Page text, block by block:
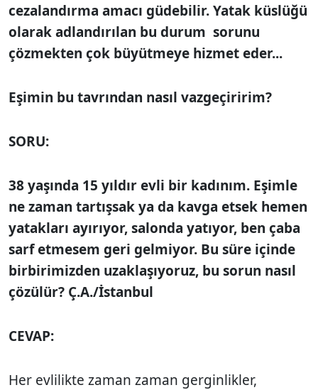
cezalandırma amacı güdebilir. Yatak küslüğü
olarak adlandırılan bu durum sorunu
çözmekten çok büyütmeye hizmet eder...
Eşimin bu tavrından nasıl vazgeçiririm?
SORU:
38 yaşında 15 yıldır evli bir kadınım. Eşimle
ne zaman tartışsak ya da kavga etsek hemen
yatakları ayırıyor, salonda yatıyor, ben çaba
sarf etmesem geri gelmiyor. Bu süre içinde
birbirimizden uzaklaşıyoruz, bu sorun nasıl
çözülür? Ç.A./İstanbul
CEVAP:
Her evlilikte zaman zaman gerginlikler,